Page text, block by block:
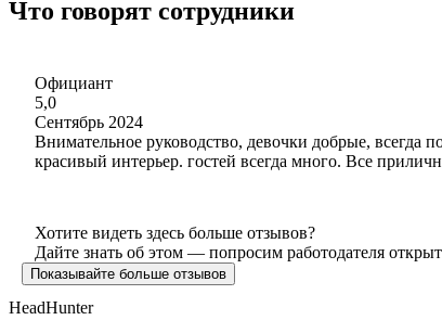
Что говорят сотрудники
Официант
5,0
Сентябрь 2024
Внимательное руководство, девочки добрые, всегда
красивый интерьер. гостей всегда много. Все
Хотите видеть здесь больше отзывов?
Дайте знать об этом — попросим работодателя
Показывайте больше отзывов
HeadHunter